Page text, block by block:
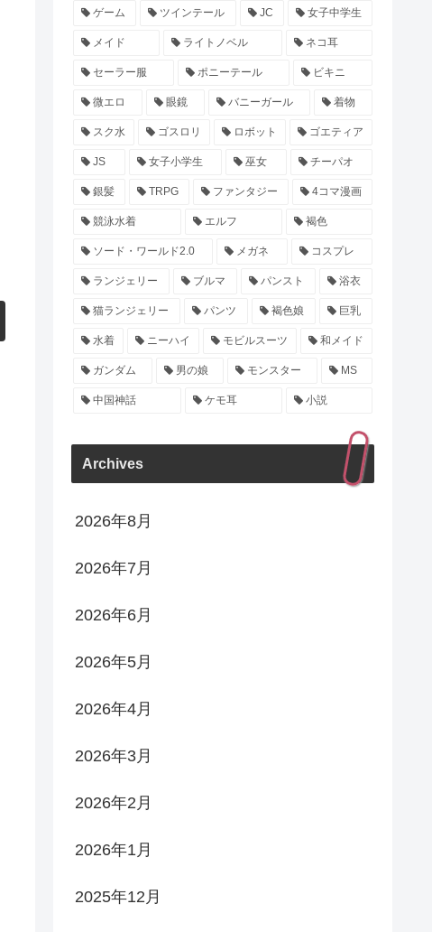
ゲーム ツインテール JC 女子中学生
メイド ライトノベル ネコ耳
セーラー服 ポニーテール ビキニ
微エロ 眼鏡 バニーガール 着物
スク水 ゴスロリ ロボット ゴエティア
JS 女子小学生 巫女 チーパオ
銀髪 TRPG ファンタジー 4コマ漫画
競泳水着 エルフ 褐色
ソード・ワールド2.0 メガネ コスプレ
ランジェリー ブルマ パンスト 浴衣
猫ランジェリー パンツ 褐色娘 巨乳
水着 ニーハイ モビルスーツ 和メイド
ガンダム 男の娘 モンスター MS
中国神話 ケモ耳 小説
Archives
2026年8月
2026年7月
2026年6月
2026年5月
2026年4月
2026年3月
2026年2月
2026年1月
2025年12月